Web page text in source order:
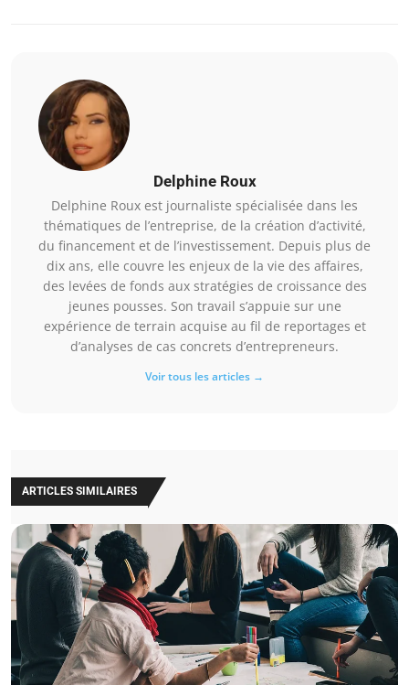
Delphine Roux
Delphine Roux est journaliste spécialisée dans les
thématiques de l’entreprise, de la création d’activité,
du financement et de l’investissement. Depuis plus de
dix ans, elle couvre les enjeux de la vie des affaires,
des levées de fonds aux stratégies de croissance des
jeunes pousses. Son travail s’appuie sur une
expérience de terrain acquise au fil de reportages et
d’analyses de cas concrets d’entrepreneurs.
Voir tous les articles →
ARTICLES SIMILAIRES